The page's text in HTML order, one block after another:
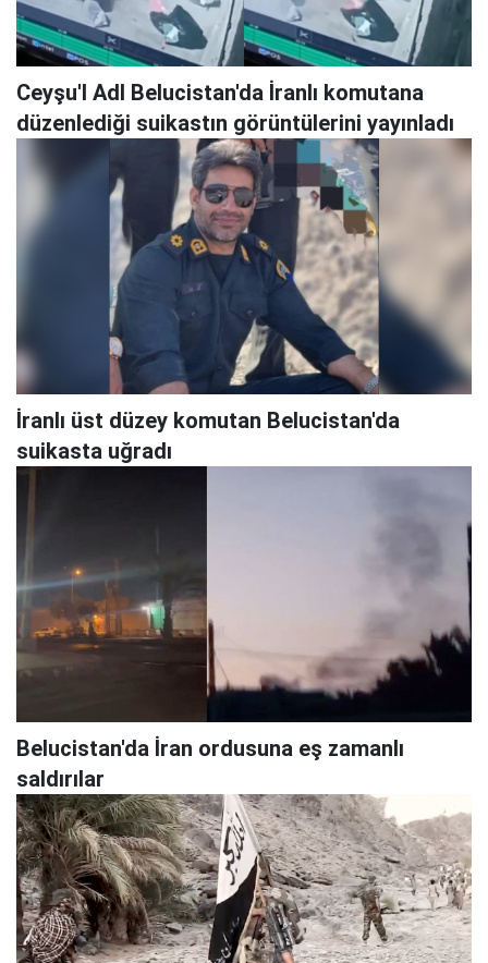
Ceyşu'l Adl Belucistan'da İranlı komutana
düzenlediği suikastın görüntülerini yayınladı
İranlı üst düzey komutan Belucistan'da
suikasta uğradı
Belucistan'da İran ordusuna eş zamanlı
saldırılar